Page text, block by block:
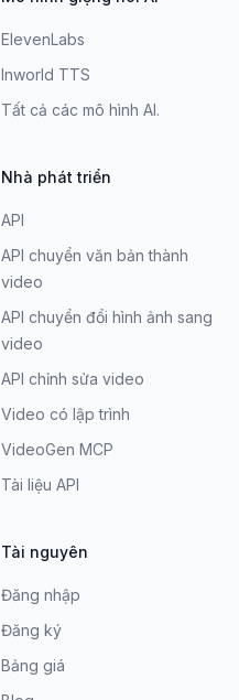
ElevenLabs
Inworld TTS
Tất cả các mô hình AI.
Nhà phát triển
API
API chuyển văn bản thành
video
API chuyển đổi hình ảnh sang
video
API chỉnh sửa video
Video có lập trình
VideoGen MCP
Tài liệu API
Tài nguyên
Đăng nhập
Đăng ký
Bảng giá